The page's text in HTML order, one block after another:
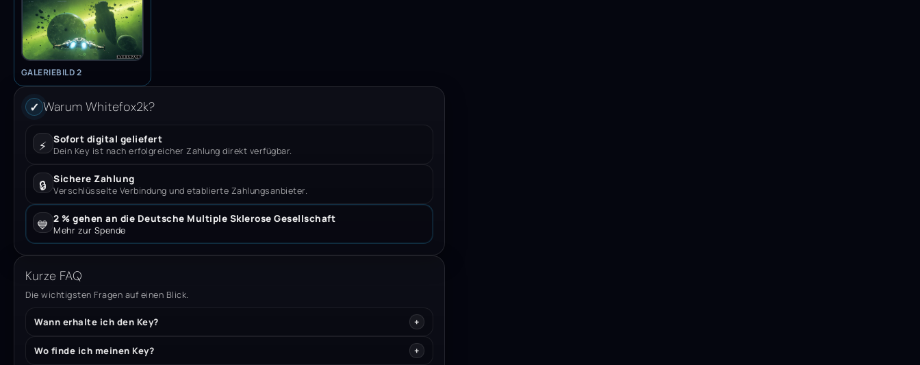
GALERIEBILD 2
✓ Warum Whitefox2k?
⚡ Sofort digital geliefert
Dein Key ist nach erfolgreicher Zahlung direkt verfügbar.
🔒 Sichere Zahlung
Verschlüsselte Verbindung und etablierte Zahlungsanbieter.
💙 2 % gehen an die Deutsche Multiple Sklerose Gesellschaft
Mehr zur Spende
Kurze FAQ
Die wichtigsten Fragen auf einen Blick.
Wann erhalte ich den Key?
Wo finde ich meinen Key?